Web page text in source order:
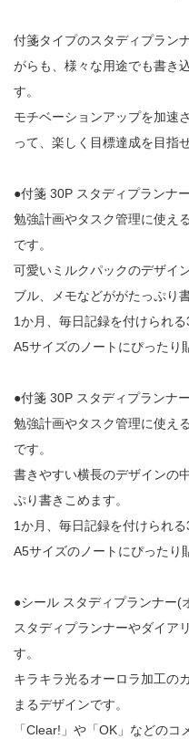
付箋タイプのスタディプラン
がらも、様々な用途でも書き
す。
モチベーションアップを加速
って、楽しく目標達成を目指せ
●付箋 30P スタディプランナ
勉強計画やタスク管理に使え
です。
可愛いミルクパックのデザイ
ブル、メモなどががたっぷり
1か月、毎日記録を付けられる
A5サイズのノートにぴったり
●付箋 30P スタディプランナ
勉強計画やタスク管理に使え
です。
書きやすい横長のデザインの
ぷり書きこめます。
1か月、毎日記録を付けられる
A5サイズのノートにぴったり
●シール スタディプランナー(
スタディプランナーやダイア
す。
キラキラ光るオーロラ加工の
まるデザインです。
「Clear!」や「OK」などの